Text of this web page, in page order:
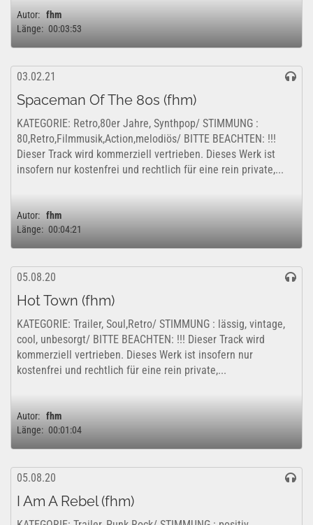
Autor: fhm
Länge: 00:03:53
03.02.21
Spaceman Of The 80s (fhm)
KATEGORIE: Retro,80er Jahre, Synthpop/ STIMMUNG :
80,Retro,Filmmusik,Action,melodiös/ BITTE BEACHTEN: !!!
Dieser Track wird kommerziell vertrieben. Dieses Werk ist
insofern nur kostenfrei und rechtlich für eine rein private,...
Autor: fhm
Länge: 00:04:21
05.08.20
Hot Town (fhm)
KATEGORIE: Trailer, Soul,Retro/ STIMMUNG : lässig, vintage,
cool, unbesorgt/ BITTE BEACHTEN: !!! Dieser Track wird
kommerziell vertrieben. Dieses Werk ist insofern nur
kostenfrei und rechtlich für eine rein private,...
Autor: fhm
Länge: 00:01:04
05.08.20
I Am A Rebel (fhm)